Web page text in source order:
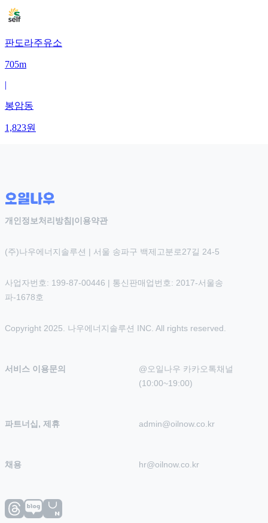
판도라주유소
705m
|
봉암동
1,823원
개인정보처리방침 |이용약관
(주)나우에너지솔루션 | 서울 송파구 백제고분로27길 24-5
사업자번호: 199-87-00446 | 통신판매업번호: 2017-서울송
파-1678호
Copyright 2025. 나우에너지솔루션 INC. All rights reserved.
서비스 이용문의
@오일나우 카카오톡채널
(10:00~19:00)
파트너십, 제휴 admin@oilnow.co.kr
채용 hr@oilnow.co.kr